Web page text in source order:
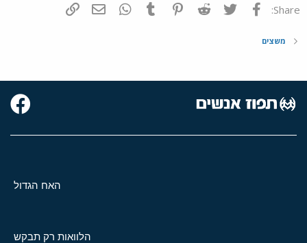
Share: פייסבוק Twitter
Reddit
Pinterest
Tumblr
WhatsAppדואר אלקטרוני
משצים
האח הגדול
הלוואות רק תבקש